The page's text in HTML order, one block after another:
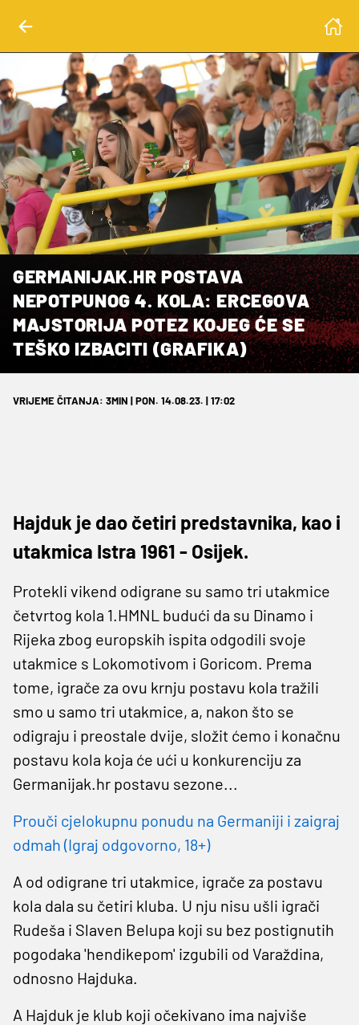
GERMANIJAK.HR POSTAVA
NEPOTPUNOG 4. KOLA: ERCEGOVA
MAJSTORIJA POTEZ KOJEG ĆE SE
TEŠKO IZBACITI (GRAFIKA)
VRIJEME ČITANJA: 3MIN | PON. 14.08.23. | 17:02
Hajduk je dao četiri predstavnika, kao i
utakmica Istra 1961 - Osijek.
Protekli vikend odigrane su samo tri utakmice
četvrtog kola 1.HMNL budući da su Dinamo i
Rijeka zbog europskih ispita odgodili svoje
utakmice s Lokomotivom i Goricom. Prema
tome, igrače za ovu krnju postavu kola tražili
smo u samo tri utakmice, a, nakon što se
odigraju i preostale dvije, složit ćemo i konačnu
postavu kola koja će ući u konkurenciju za
Germanijak.hr postavu sezone...
Prouči cjelokupnu ponudu na Germaniji i zaigraj
odmah (Igraj odgovorno, 18+)
A od odigrane tri utakmice, igrače za postavu
kola dala su četiri kluba. U nju nisu ušli igrači
Rudeša i Slaven Belupa koji su bez postignutih
pogodaka 'hendikepom' izgubili od Varaždina,
odnosno Hajduka.
A Hajduk je klub koji očekivano ima najviše